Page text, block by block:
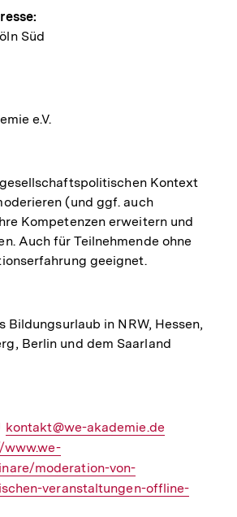
Süd
e.V.
Kontext
(und ggf. auch
Kompetenzen erweitern und
Auch für Teilnehmende ohne
geeignet.
Bildungsurlaub in NRW, Hessen,
Berlin und dem Saarland
Externer
Link:
kontakt@we-akademie.de
moderation-von-
veranstaltungen-offline-